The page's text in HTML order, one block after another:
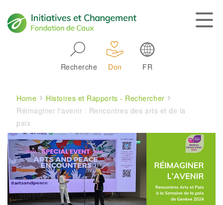
Recherche Don FR
Breadcrumb
Home
Histoires et Rapports - Rechercher
Réimaginer l'avenir : Rencontres des arts et de la
paix